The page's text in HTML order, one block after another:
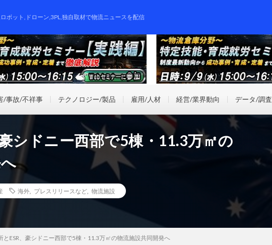
ボット,ドローン,3PL,独自取材で物流ニュースを配信
/事故/不祥事 テクノロジー/製品 雇用/人材 経営/業界動向 データ/調査
シドニー西部で5棟・11.3万㎡の
海外 プレスリリースなど 物流施設
とESR、豪シドニー西部で5棟・11.3万㎡の物流施設共同開発へ